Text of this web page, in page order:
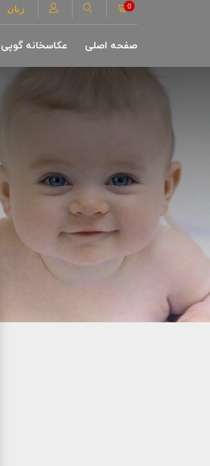
زبان 0
صفحه اصلی عکاسخانه گوپی